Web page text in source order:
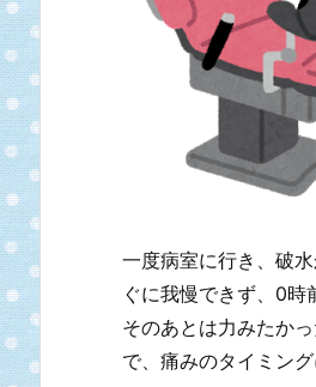
一度病室に行き、破
ぐに我慢できず、0時
そのあとは力みたか
で、痛みのタイミン